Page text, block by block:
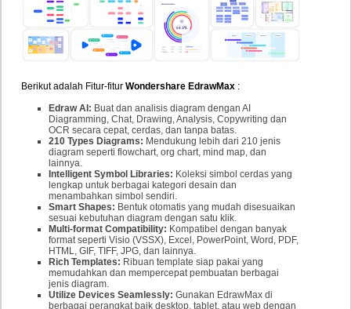
Berikut adalah Fitur-fitur Wondershare EdrawMax :
Edraw AI: Buat dan analisis diagram dengan AI
Diagramming, Chat, Drawing, Analysis, Copywriting dan
OCR secara cepat, cerdas, dan tanpa batas.
210 Types Diagrams: Mendukung lebih dari 210 jenis
diagram seperti flowchart, org chart, mind map, dan
lainnya.
Intelligent Symbol Libraries: Koleksi simbol cerdas yang
lengkap untuk berbagai kategori desain dan
menambahkan simbol sendiri.
Smart Shapes: Bentuk otomatis yang mudah disesuaikan
sesuai kebutuhan diagram dengan satu klik.
Multi-format Compatibility: Kompatibel dengan banyak
format seperti Visio (VSSX), Excel, PowerPoint, Word, PDF,
HTML, GIF, TIFF, JPG, dan lainnya.
Rich Templates: Ribuan template siap pakai yang
memudahkan dan mempercepat pembuatan berbagai
jenis diagram.
Utilize Devices Seamlessly: Gunakan EdrawMax di
berbagai perangkat baik desktop, tablet, atau web dengan